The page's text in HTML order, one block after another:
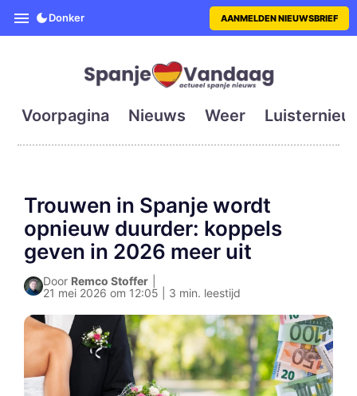
SpanjeVandaag is de eerste
Donker AANMELDEN NIEUWSBRIEF
Voorpagina Nieuws Weer
Trouwen in Spanje wordt
opnieuw duurder: koppels
geven in 2026 meer uit
Door Remco Stoffer
21 mei 2026 om 12:05 | 3 min. leestijd